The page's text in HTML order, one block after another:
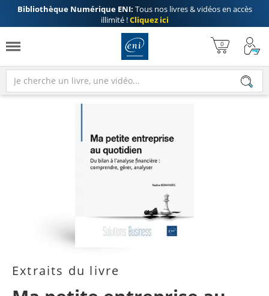
Bibliothèque Numérique ENI: Tous nos livres & vidéos en accès
illimité !Cliquez ici
Extraits du livre